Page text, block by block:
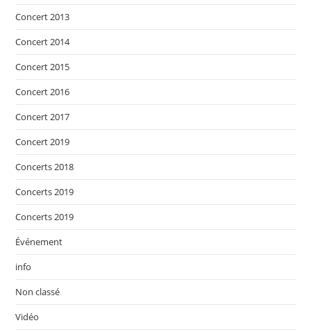
Concert 2013
Concert 2014
Concert 2015
Concert 2016
Concert 2017
Concert 2019
Concerts 2018
Concerts 2019
Concerts 2019
Événement
info
Non classé
Vidéo